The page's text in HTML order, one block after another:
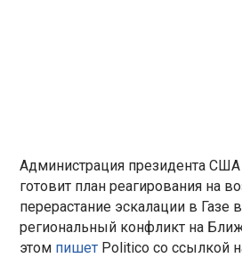
Администрация президента
готовит план реагирования на
перерастание эскалации в Газе
региональный конфликт на
этом пишет Politico со ссылкой